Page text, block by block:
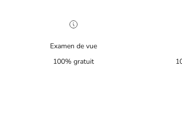
Examen de vue
100% gratuit